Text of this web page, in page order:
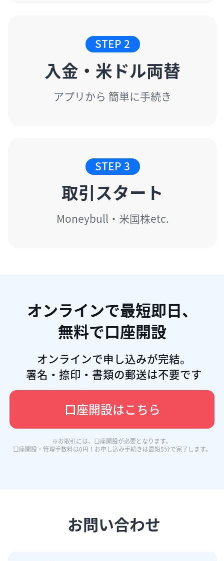
STEP 2
入金・米ドル両替
アプリから 簡単に手続き
STEP 3
取引スタート
Moneybull・米国株etc.
オンラインで最短即日、
無料で口座開設
オンラインで申し込みが完結。
署名・捺印・書類の郵送は不要です​
口座開設はこちら​
※お取引には、口座開設が必要となります。
口座開設・管理手数料は0円！お申し込み手続きは最短5分で完了します。
お問い合わせ​